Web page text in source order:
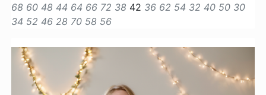
68 60 48 44 64 66 72 38 42 36 62 54 32 40 50 30
34 52 46 28 70 58 56